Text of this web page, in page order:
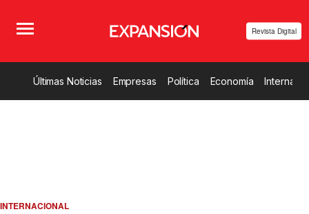
Revista Digital
Últimas Noticias Empresas Política Economía
INTERNACIONAL